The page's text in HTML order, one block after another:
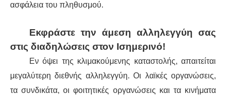
ασφάλεια του πληθυσμού.
Εκφράστε την άμεση αλληλεγγύη σας
στις διαδηλώσεις στον Ισημερινό!
Εν όψει της κλιμακούμενης καταστολής, απαιτείται
μεγαλύτερη διεθνής αλληλεγγύη. Οι λαϊκές οργανώσεις,
τα συνδικάτα, οι φοιτητικές οργανώσεις και τα κινήματα